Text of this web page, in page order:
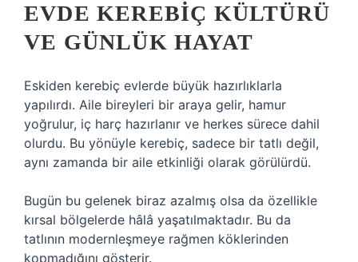
EVDE KEREBIÇ KÜLTÜRÜ
VE GÜNLÜK HAYAT
Eskiden kerebiç evlerde büyük hazırlıklarla
yapılırdı. Aile bireyleri bir araya gelir, hamur
yoğrulur, iç harç hazırlanır ve herkes sürece dahil
olurdu. Bu yönüyle kerebiç, sadece bir tatlı değil,
aynı zamanda bir aile etkinliği olarak görülürdü.
Bugün bu gelenek biraz azalmış olsa da özellikle
kırsal bölgelerde hâlâ yaşatılmaktadır. Bu da
tatlının modernleşmeye rağmen köklerinden
kopmadığını gösterir.